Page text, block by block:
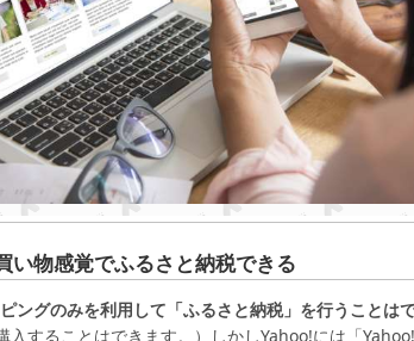
い物感覚でふるさと納税できる
ングのみを利用して「ふるさと納税」を行うことは
入することはできます。）しかしYahoo!には「